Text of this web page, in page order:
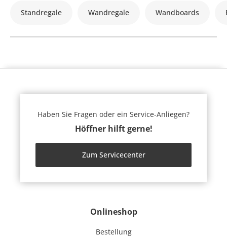
Standregale Wandregale Wandboards
Onlineshop
Bestellung
Haben Sie Fragen oder ein Service-Anliegen?
Höffner hilft gerne!
Zum Servicecenter